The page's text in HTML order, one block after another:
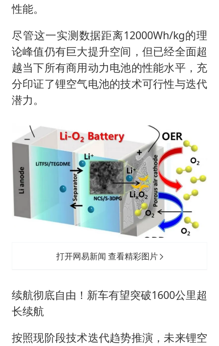
性能。
尽管这一实测数据距离12000Wh/kg的理
论峰值仍有巨大提升空间，但已经全面超
越当下所有商用动力电池的性能水平，充
分印证了锂空气电池的技术可行性与迭代
潜力。
打开网易新闻 查看精彩图片
续航彻底自由！新车有望突破1600公里超
长续航
按照现阶段技术迭代趋势推演，未来锂空